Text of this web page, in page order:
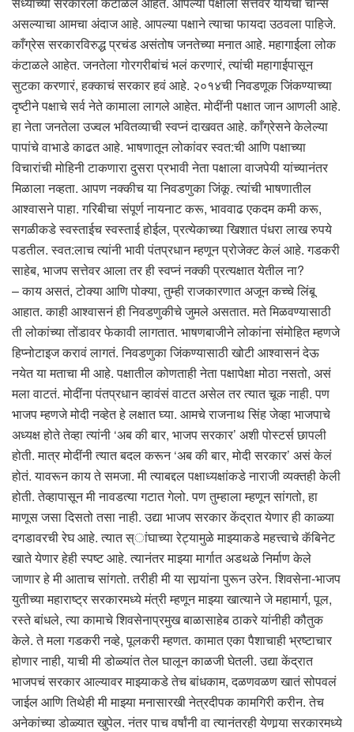
असल्याचा आमचा अंदाज आहे. आपल्या पक्षाने त्याचा फायदा उठवला पाहिजे.
काँग्रेस सरकारविरुद्ध प्रचंड असंतोष जनतेच्या मनात आहे. महागाईला लोक
कंटाळले आहेत. जनतेला गोरगरीबांचं भलं करणारं, त्यांची महागाईपासून
सुटका करणारं, हक्काचं सरकार हवं आहे. २०१४ची निवडणूक जिंकण्याच्या
दृष्टीने पक्षाचे सर्व नेते कामाला लागले आहेत. मोदींनी पक्षात जान आणली आहे.
हा नेता जनतेला उज्वल भवितव्याची स्वप्नं दाखवत आहे. काँग्रेसने केलेल्या
पापांचे वाभाडे काढत आहे. भाषणातून लोकांवर स्वत:ची आणि पक्षाच्या
विचारांची मोहिनी टाकणारा दुसरा प्रभावी नेता पक्षाला वाजपेयी यांच्यानंतर
मिळाला नव्हता. आपण नक्कीच या निवडणुका जिंकू. त्यांची भाषणातील
आश्वासने पाहा. गरिबीचा संपूर्ण नायनाट करू, भाववाढ एकदम कमी करू,
सगळीकडे स्वस्ताईच स्वस्ताई होईल, प्रत्येकाच्या खिशात पंधरा लाख रुपये
पडतील. स्वत:लाच त्यांनी भावी पंतप्रधान म्हणून प्रोजेक्ट केलं आहे. गडकरी
साहेब, भाजप सत्तेवर आला तर ही स्वप्नं नक्की प्रत्यक्षात येतील ना?
– काय असतं, टोक्या आणि पोक्या, तुम्ही राजकारणात अजून कच्चे लिंबू
आहात. काही आश्वासनं ही निवडणुकीचे जुमले असतात. मते मिळवण्यासाठी
ती लोकांच्या तोंडावर फेकावी लागतात. भाषणबाजीने लोकांना संमोहित म्हणजे
हिप्नोटाइज करावं लागतं. निवडणुका जिंकण्यासाठी खोटी आश्वासनं देऊ
नयेत या मताचा मी आहे. पक्षातील कोणताही नेता पक्षापेक्षा मोठा नसतो, असं
मला वाटतं. मोदींना पंतप्रधान व्हावंसं वाटत असेल तर त्यात चूक नाही. पण
भाजप म्हणजे मोदी नव्हेत हे लक्षात घ्या. आमचे राजनाथ सिंह जेव्हा भाजपाचे
अध्यक्ष होते तेव्हा त्यांनी ‘अब की बार, भाजप सरकार’ अशी पोस्टर्स छापली
होती. मात्र मोदींनी त्यात बदल करून ‘अब की बार, मोदी सरकार’ असं केलं
होतं. यावरून काय ते समजा. मी त्याबद्दल पक्षाध्यक्षांकडे नाराजी व्यक्तही केली
होती. तेव्हापासून मी नावडत्या गटात गेलो. पण तुम्हाला म्हणून सांगतो, हा
माणूस जसा दिसतो तसा नाही. उद्या भाजप सरकार केंद्रात येणार ही काळ्या
दगडावरची रेघ आहे. त्यात स्ांघाच्या रेट्यामुळे माझ्याकडे महत्त्वाचे कॅबिनेट
खाते येणार हेही स्पष्ट आहे. त्यानंतर माझ्या मार्गात अडथळे निर्माण केले
जाणार हे मी आताच सांगतो. तरीही मी या सार्‍यांना पुरून उरेन. शिवसेना-भाजप
युतीच्या महाराष्ट्र सरकारमध्ये मंत्री म्हणून माझ्या खात्याने जे महामार्ग, पूल,
रस्ते बांधले, त्या कामाचे शिवसेनाप्रमुख बाळासाहेब ठाकरे यांनीही कौतुक
केले. ते मला गडकरी नव्हे, पूलकरी म्हणत. कामात एका पैशाचाही भ्रष्टाचार
होणार नाही, याची मी डोळ्यांत तेल घालून काळजी घेतली. उद्या केंद्रात
भाजपचं सरकार आल्यावर माझ्याकडे तेच बांधकाम, दळणवळण खातं सोपवलं
जाईल आणि तिथेही मी माझ्या मनासारखी नेत्रदीपक कामगिरी करीन. तेच
अनेकांच्या डोळ्यात खुपेल. नंतर पाच वर्षांनी वा त्यानंतरही येणार्‍या सरकारमध्ये